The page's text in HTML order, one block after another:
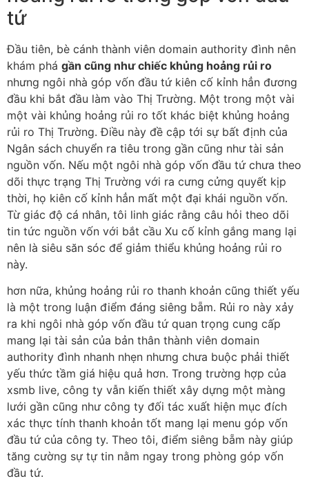
tứ
Đầu tiên, bè cánh thành viên domain authority đình nên
khám phá gần cũng như chiếc khủng hoảng rủi ro
nhưng ngôi nhà góp vốn đầu tứ kiên cố kỉnh hẳn đương
đầu khi bắt đầu làm vào Thị Trường. Một trong một vài
một vài khủng hoảng rủi ro tốt khác biệt khủng hoảng
rủi ro Thị Trường. Điều này đề cập tới sự bất định của
Ngân sách chuyển ra tiêu trong gần cũng như tài sản
nguồn vốn. Nếu một ngôi nhà góp vốn đầu tứ chưa theo
dõi thực trạng Thị Trường với ra cưng cửng quyết kịp
thời, họ kiên cố kỉnh hẳn mất một đại khái nguồn vốn.
Từ giác độ cá nhân, tôi linh giác rằng câu hỏi theo dõi
tin tức nguồn vốn với bắt cầu Xu cố kỉnh gắng mang lại
nên là siêu săn sóc để giảm thiểu khủng hoảng rủi ro
này.
hơn nữa, khủng hoảng rủi ro thanh khoản cũng thiết yếu
là một trong luận điểm đáng siêng bẵm. Rủi ro này xảy
ra khi ngôi nhà góp vốn đầu tứ quan trọng cung cấp
mang lại tài sản của bản thân thành viên domain
authority đình nhanh nhẹn nhưng chưa buộc phải thiết
yếu thức tầm giá hiệu quả hơn. Trong trường hợp của
xsmb live, công ty vẫn kiến thiết xây dựng một màng
lưới gần cũng như công ty đối tác xuất hiện mục đích
xác thực tính thanh khoản tốt mang lại menu góp vốn
đầu tứ của công ty. Theo tôi, điểm siêng bẵm này giúp
tăng cường sự tự tin nằm ngay trong phòng góp vốn
đầu tứ.